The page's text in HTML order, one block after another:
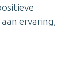
ervaring,